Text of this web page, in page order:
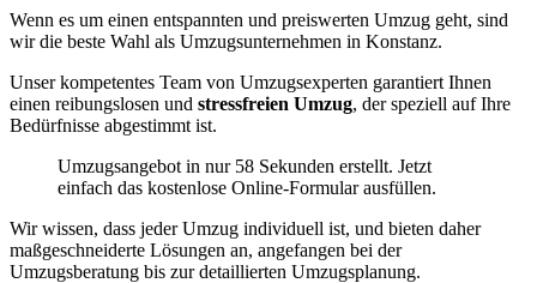
Wenn es um einen entspannten und preiswerten Umzug geht, sind
wir die beste Wahl als Umzugsunternehmen in Konstanz.
Unser kompetentes Team von Umzugsexperten garantiert Ihnen
einen reibungslosen und stressfreien Umzug, der speziell auf Ihre
Bedürfnisse abgestimmt ist.
Umzugsangebot in nur 58 Sekunden erstellt. Jetzt
einfach das kostenlose Online-Formular ausfüllen.
Wir wissen, dass jeder Umzug individuell ist, und bieten daher
maßgeschneiderte Lösungen an, angefangen bei der
Umzugsberatung bis zur detaillierten Umzugsplanung.